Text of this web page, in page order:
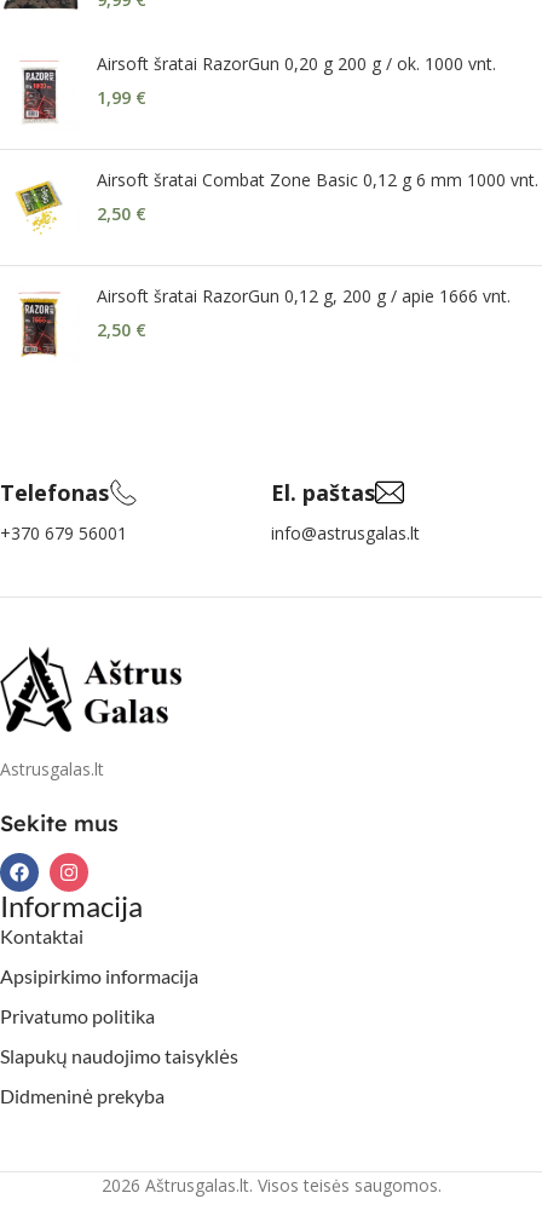
Airsoft šratai RazorGun 0,20 g 200 g / ok. 1000 vnt.
1,99 €
Airsoft šratai Combat Zone Basic 0,12 g 6 mm 1000 vnt.
2,50 €
Airsoft šratai RazorGun 0,12 g, 200 g / apie 1666 vnt.
2,50 €
Telefonas
+370 679 56001
El. paštas
info@astrusgalas.lt
Astrusgalas.lt
Sekite mus
Informacija
Kontaktai
Apsipirkimo informacija
Privatumo politika
Slapukų naudojimo taisyklės
Didmeninė prekyba
2026 Aštrusgalas.lt. Visos teisės saugomos.